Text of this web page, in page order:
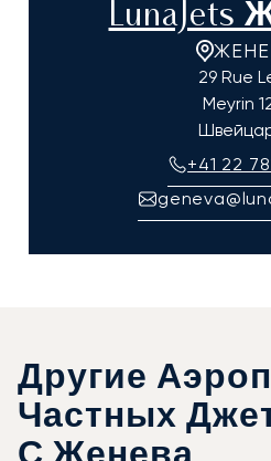
LunaJets
29 Rue
Meyrin
+41 22
Другие
Частных